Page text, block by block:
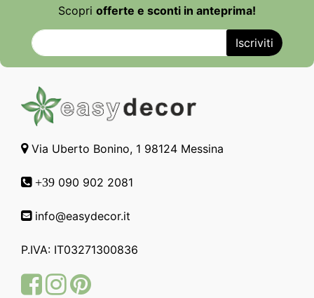
Scopri offerte e sconti in anteprima!
Via Uberto Bonino, 1 98124 Messina
+39 090 902 2081
info@easydecor.it
P.IVA: IT03271300836
FacebookInstagram
Pinterest